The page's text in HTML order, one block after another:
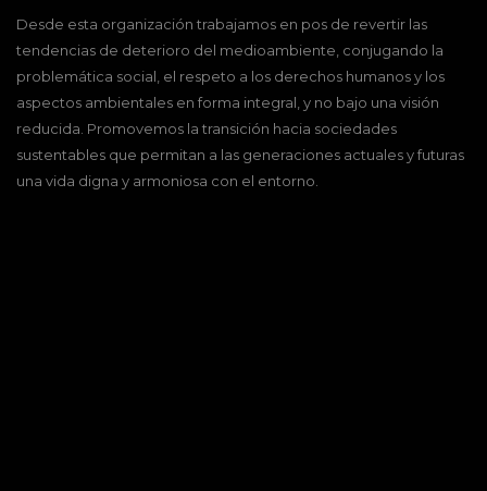
Desde esta organización trabajamos en pos de revertir las
tendencias de deterioro del medioambiente, conjugando la
problemática social, el respeto a los derechos humanos y los
aspectos ambientales en forma integral, y no bajo una visión
reducida. Promovemos la transición hacia sociedades
sustentables que permitan a las generaciones actuales y futuras
una vida digna y armoniosa con el entorno.